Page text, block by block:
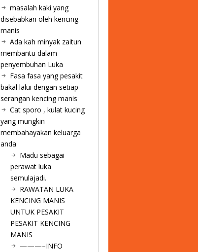
masalah kaki yang
disebabkan oleh kencing
manis
Ada kah minyak zaitun
membantu dalam
penyembuhan Luka
Fasa fasa yang pesakit
bakal lalui dengan setiap
serangan kencing manis
Cat sporo , kulat kucing
yang mungkin
membahayakan keluarga
anda
Madu sebagai
perawat luka
semulajadi.
RAWATAN LUKA
KENCING MANIS
UNTUK PESAKIT
PESAKIT KENCING
MANIS
———–INFO